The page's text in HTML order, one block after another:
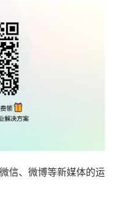
信、微博等新媒体的运